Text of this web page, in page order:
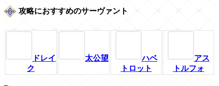
攻略におすすめのサーヴァント
ドレイ
ク
太公望
ハベ
トロット
アス
トルフォ